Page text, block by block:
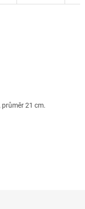
průměr 21 cm.